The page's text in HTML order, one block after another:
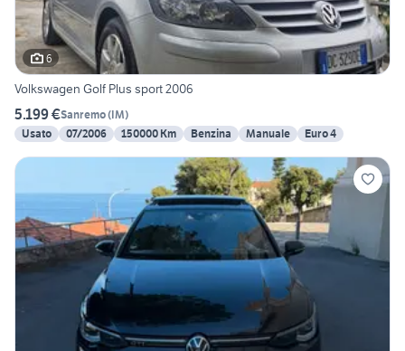
6
Volkswagen Golf Plus sport 2006
5.199 €Sanremo(IM)
Usato
07/2006 150000 Km Benzina Manuale Euro 4